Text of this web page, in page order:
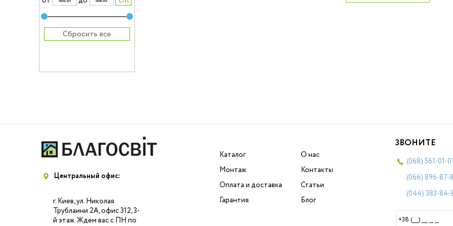
Сбросить все
Центральный офис:
г. Киев, ул. Николая
Трублаини 2А, офис 312, 3-
й этаж. Ждем вас с ПН по
Каталог
Монтаж
Оплата и доставка
Гарантия
О нас
Контакты
Статьи
Блог
ЗВОНИТЕ
(068) 561-01-01
(066) 896-87-
(044) 383-84-